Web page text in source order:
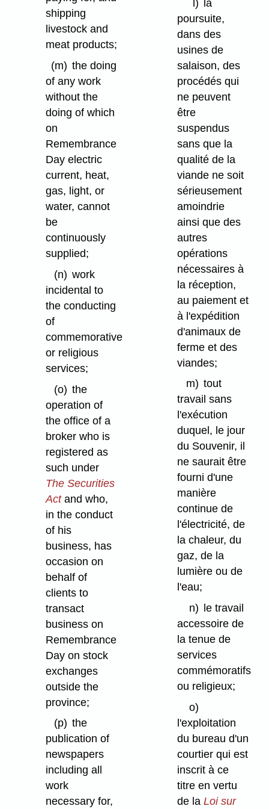
shipping
livestock and
meat products;
(m) the doing
of any work
without the
doing of which
on
Remembrance
Day electric
current, heat,
gas, light, or
water, cannot
be
continuously
supplied;
(n) work
incidental to
the conducting
of
commemorative
or religious
services;
(o) the
operation of
the office of a
broker who is
registered as
such under
The Securities
Actand who,
in the conduct
of his
business, has
occasion on
behalf of
clients to
transact
business on
Remembrance
Day on stock
exchanges
outside the
province;
(p) the
publication of
newspapers
including all
work
necessary for,
l)
la
poursuite,
dans des
usines de
salaison, des
procédés qui
ne peuvent
être
suspendus
sans que la
qualité de la
viande ne soit
sérieusement
amoindrie
ainsi que des
autres
opérations
nécessaires à
la réception,
au paiement et
à l'expédition
d'animaux de
ferme et des
viandes;
m) tout
travail sans
l'exécution
duquel, le jour
du Souvenir, il
ne saurait être
fourni d'une
manière
continue de
l'électricité, de
la chaleur, du
gaz, de la
lumière ou de
l'eau;
n)
le travail
accessoire de
la tenue de
services
commémoratifs
ou religieux;
o)
l'exploitation
du bureau d'un
courtier qui est
inscrit à ce
titre en vertu
de laLoi sur